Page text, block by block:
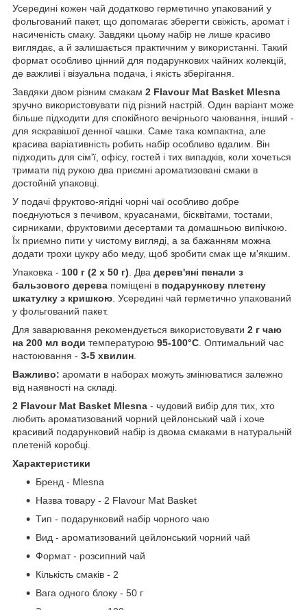
Усередині кожен чай додатково герметично упакований у
фольгований пакет, що допомагає зберегти свіжість, аромат і
насиченість смаку. Завдяки цьому набір не лише красиво
виглядає, а й залишається практичним у використанні. Такий
формат особливо цінний для подарункових чайних колекцій,
де важливі і візуальна подача, і якість зберігання.
Завдяки двом різним смакам 2 Flavour Mat Basket Mlesna
зручно використовувати під різний настрій. Один варіант може
більше підходити для спокійного вечірнього чаювання, інший -
для яскравішої денної чашки. Саме така компактна, але
красива варіативність робить набір особливо вдалим. Він
підходить для сім'ї, офісу, гостей і тих випадків, коли хочеться
тримати під рукою два приємні ароматизовані смаки в
достойній упаковці.
У подачі фруктово-ягідні чорні чаї особливо добре
поєднуються з печивом, круасанами, бісквітами, тостами,
сирниками, фруктовими десертами та домашньою випічкою.
Їх приємно пити у чистому вигляді, а за бажанням можна
додати трохи цукру або меду, щоб зробити смак ще м'якшим.
Упаковка - 100 г (2 x 50 г). Два дерев'яні пенали з
бальзового дерева поміщені в подарункову плетену
шкатулку з кришкою. Усередині чай герметично упакований
у фольгований пакет.
Для заварювання рекомендується використовувати 2 г чаю
на 200 мл води температурою 95-100°C. Оптимальний час
настоювання - 3-5 хвилин.
Важливо: аромати в наборах можуть змінюватися залежно
від наявності на складі.
2 Flavour Mat Basket Mlesna - чудовий вибір для тих, хто
любить ароматизований чорний цейлонський чай і хоче
красивий подарунковий набір із двома смаками в натуральній
плетеній коробці.
Характеристики
Бренд - Mlesna
Назва товару - 2 Flavour Mat Basket
Тип - подарунковий набір чорного чаю
Вид - ароматизований цейлонський чорний чай
Формат - розсипний чай
Кількість смаків - 2
Вага одного блоку - 50 г